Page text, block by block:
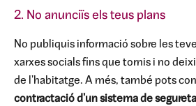
2. No anunciïs els teus plans
No publiquis informació sobre les
xarxes socials fins que tornis i no
de l'habitatge. A més, també pots
contractació d'un sistema de